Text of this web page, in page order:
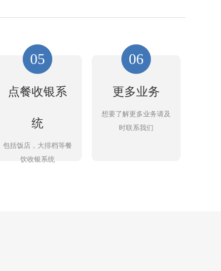
05
点餐收银系
统
包括饭店，大排档等餐
饮收银系统
06
更多业务
想要了解更多业务请及
时联系我们